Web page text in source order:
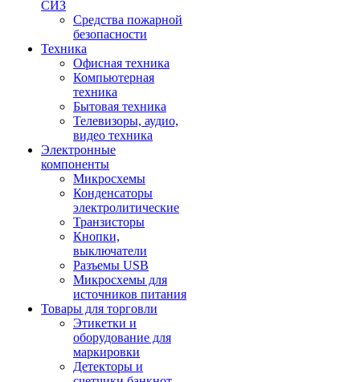
СИЗ
Средства пожарной
безопасности
Техника
Офисная техника
Компьютерная
техника
Бытовая техника
Телевизоры, аудио,
видео техника
Электронные
компоненты
Микросхемы
Конденсаторы
электролитические
Транзисторы
Кнопки,
выключатели
Разъемы USB
Микросхемы для
источников питания
Товары для торговли
Этикетки и
оборудование для
маркировки
Детекторы и